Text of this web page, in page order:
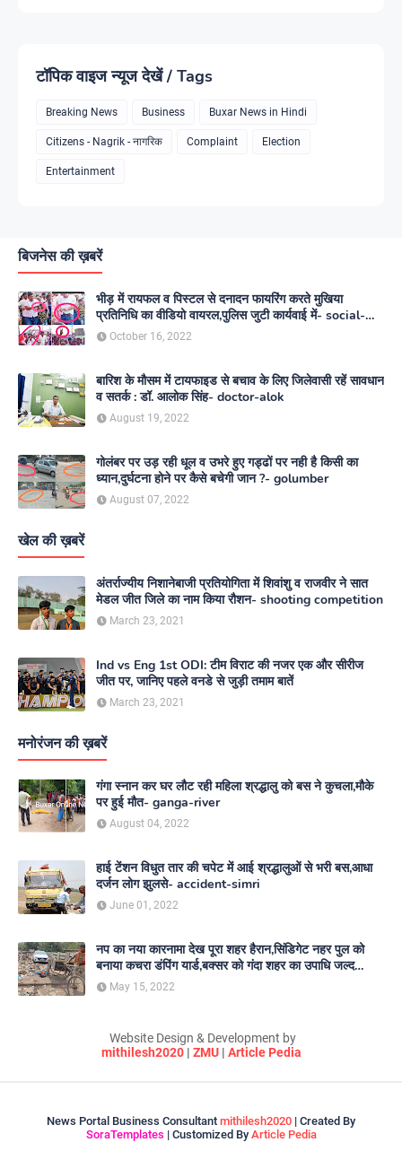
टॉपिक वाइज न्यूज देखें / Tags
Breaking News Business Buxar News in Hindi
Citizens - Nagrik - नागरिक Complaint Election
Entertainment
बिजनेस की ख़बरें
भीड़ में रायफल व पिस्टल से दनादन फायरिंग करते मुखिया
प्रतिनिधि का वीडियो वायरल,पुलिस जुटी कार्यवाई में- social-
media
October 16, 2022
बारिश के मौसम में टायफाइड से बचाव के लिए जिलेवासी रहें सावधान
व सतर्क : डॉ. आलोक सिंह- doctor-alok
August 19, 2022
गोलंबर पर उड़ रही धूल व उभरे हुए गड्ढों पर नही है किसी का
ध्यान,दुर्घटना होने पर कैसे बचेगी जान ?- golumber
August 07, 2022
खेल की ख़बरें
अंतर्राज्यीय निशानेबाजी प्रतियोगिता में शिवांशु व राजवीर ने सात
मेडल जीत जिले का नाम किया रौशन- shooting competition
March 23, 2021
Ind vs Eng 1st ODI: टीम विराट की नजर एक और सीरीज
जीत पर, जानिए पहले वनडे से जुड़ी तमाम बातें
March 23, 2021
मनोरंजन की ख़बरें
गंगा स्नान कर घर लौट रही महिला श्रद्धालु को बस ने कुचला,मौके
पर हुई मौत- ganga-river
August 04, 2022
हाई टेंशन विधुत तार की चपेट में आई श्रद्धालुओं से भरी बस,आधा
दर्जन लोग झुलसे- accident-simri
June 01, 2022
नप का नया कारनामा देख पूरा शहर हैरान,सिंडिगेट नहर पुल को
बनाया कचरा डंपिंग यार्ड,बक्सर को गंदा शहर का उपाधि जल्द
दिलाएगा नगर परिषद- nagar-parishad
May 15, 2022
Website Design & Development by
mithilesh2020| ZMU| Article Pedia
News Portal Business Consultant mithilesh2020 | Created By
SoraTemplates | Customized By Article Pedia